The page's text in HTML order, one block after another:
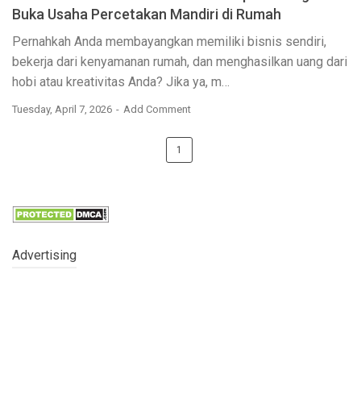
Buka Usaha Percetakan Mandiri di Rumah
Pernahkah Anda membayangkan memiliki bisnis sendiri,
bekerja dari kenyamanan rumah, dan menghasilkan uang dari
hobi atau kreativitas Anda? Jika ya, m…
Tuesday, April 7, 2026 Add Comment
1
Advertising